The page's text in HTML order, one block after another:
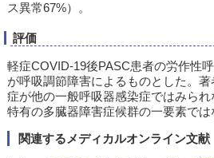
ス異常67%）。
評価
軽症COVID-19後PASC患者の労作性
が呼吸調節障害によるものとした。
症が他の一般呼吸器感染症ではみら
特有の多臓器障害症候群の一要素では
関連するメディカルオンライン文献